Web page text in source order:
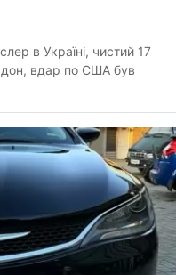
в Україні, чистий 17
вдар по США був